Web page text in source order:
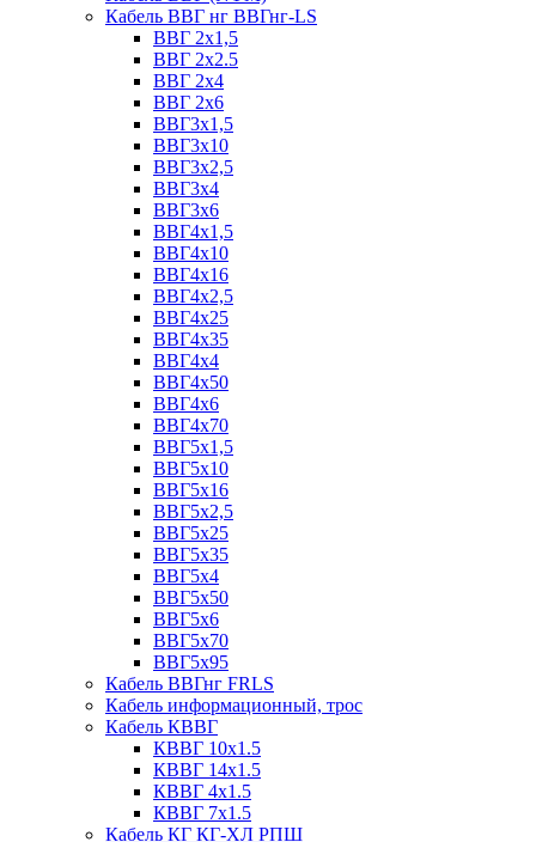
Кабель ВВГ нг ВВГнг-LS
ВВГ 2х1,5
ВВГ 2х2.5
ВВГ 2х4
ВВГ 2х6
ВВГ3х1,5
ВВГ3х10
ВВГ3х2,5
ВВГ3х4
ВВГ3х6
ВВГ4х1,5
ВВГ4х10
ВВГ4х16
ВВГ4х2,5
ВВГ4х25
ВВГ4х35
ВВГ4х4
ВВГ4х50
ВВГ4х6
ВВГ4х70
ВВГ5х1,5
ВВГ5х10
ВВГ5х16
ВВГ5х2,5
ВВГ5х25
ВВГ5х35
ВВГ5х4
ВВГ5х50
ВВГ5х6
ВВГ5х70
ВВГ5х95
Кабель ВВГнг FRLS
Кабель информационный, трос
Кабель КВВГ
КВВГ 10х1.5
КВВГ 14х1.5
КВВГ 4х1.5
КВВГ 7х1.5
Кабель КГ КГ-ХЛ РПШ